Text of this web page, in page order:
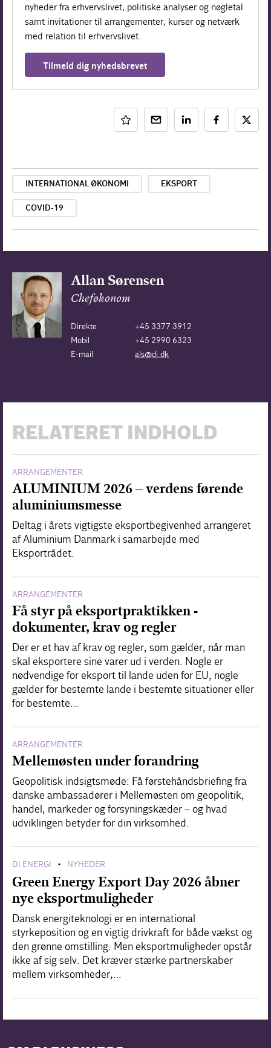
nyheder fra erhvervslivet, politiske analyser og nøgletal
samt invitationer til arrangementer, kurser og netværk
med relation til erhvervslivet.
Tilmeld dig nyhedsbrevet
INTERNATIONAL ØKONOMI EKSPORT
COVID-19
Allan Sørensen
Cheføkonom
Direkte
+45 3377 3912
Mobil
+45 2990 6323
E-mail
als@di.dk
RELATERET INDHOLD
ARRANGEMENTER
ALUMINIUM 2026 – verdens førende
aluminiumsmesse
Deltag i årets vigtigste eksportbegivenhed arrangeret
af Aluminium Danmark i samarbejde med
Eksportrådet.
ARRANGEMENTER
Få styr på eksportpraktikken -
dokumenter, krav og regler
Der er et hav af krav og regler, som gælder, når man
skal eksportere sine varer ud i verden. Nogle er
nødvendige for eksport til lande uden for EU, nogle
gælder for bestemte lande i bestemte situationer eller
for bestemte…
ARRANGEMENTER
Mellemøsten under forandring
Geopolitisk indsigtsmøde: Få førstehåndsbriefing fra
danske ambassadører i Mellemøsten om geopolitik,
handel, markeder og forsyningskæder – og hvad
udviklingen betyder for din virksomhed.
DI ENERGI • NYHEDER
Green Energy Export Day 2026 åbner
nye eksportmuligheder
Dansk energiteknologi er en international
styrkeposition og en vigtig drivkraft for både vækst og
den grønne omstilling. Men eksportmuligheder opstår
ikke af sig selv. Det kræver stærke partnerskaber
mellem virksomheder,…